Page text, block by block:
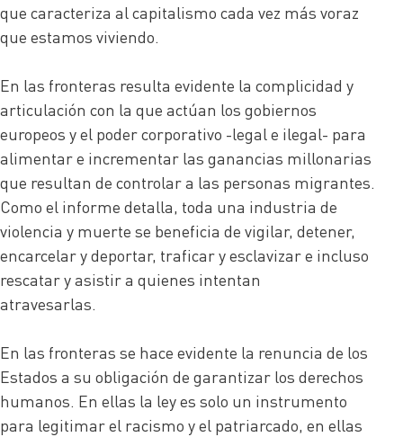
que caracteriza al capitalismo cada vez más voraz
que estamos viviendo.
En las fronteras resulta evidente la complicidad y
articulación con la que actúan los gobiernos
europeos y el poder corporativo -legal e ilegal- para
alimentar e incrementar las ganancias millonarias
que resultan de controlar a las personas migrantes.
Como el informe detalla, toda una industria de
violencia y muerte se beneficia de vigilar, detener,
encarcelar y deportar, traficar y esclavizar e incluso
rescatar y asistir a quienes intentan
atravesarlas.
En las fronteras se hace evidente la renuncia de los
Estados a su obligación de garantizar los derechos
humanos. En ellas la ley es solo un instrumento
para legitimar el racismo y el patriarcado, en ellas